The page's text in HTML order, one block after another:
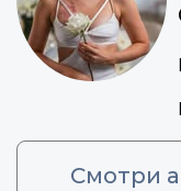
Смотри